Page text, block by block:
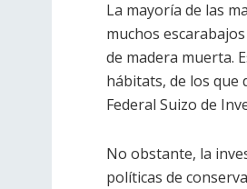
La mayoría de las
muchos
de madera muerta.
hábitats, de los que
Federal Suizo de
No obstante, la
políticas de